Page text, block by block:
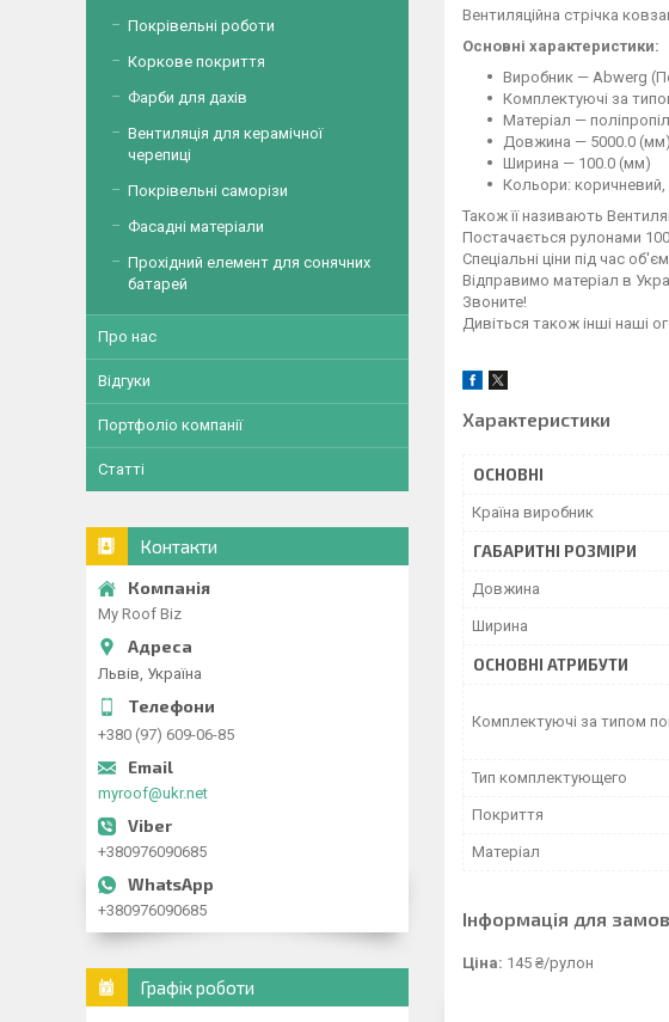
Вентиляційна стрічка
Основні характеристики:
Виробник — Abwerg
Комплектуючі за
Матеріал —
Довжина — 5000.0 (мм)
Ширина — 100.0 (мм)
Кольори: коричневий,
Також її називають
Постачається рулонами
Спеціальні ціни під час
Відправимо матеріал в
Звоните!
Дивіться також інші наші
Характеристики
ОСНОВНІ
Країна виробник
ГАБАРИТНІ РОЗМІРИ
Довжина
Ширина
ОСНОВНІ АТРИБУТИ
Комплектуючі за типом
Тип комплектующего
Покриття
Матеріал
Інформація для
Ціна: 145 ₴/рулон
Покрівельні роботи
Коркове покриття
Фарби для дахів
Вентиляція для керамічної
черепиці
Покрівельні саморізи
Фасадні матеріали
Прохідний елемент для сонячних
батарей
Про нас
Відгуки
Портфоліо компанії
Статті
Контакти
My Roof Biz
Львів, Україна
+380 (97) 609-06-85
myroof@ukr.net
+380976090685
+380976090685
Графік роботи